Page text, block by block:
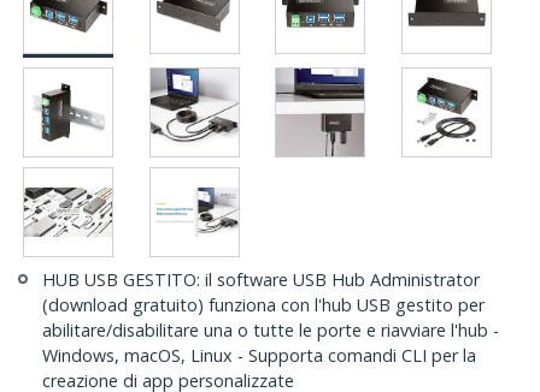
HUB USB GESTITO: il software USB Hub Administrator
(download gratuito) funziona con l'hub USB gestito per
abilitare/disabilitare una o tutte le porte e riavviare l'hub -
Windows, macOS, Linux - Supporta comandi CLI per la
creazione di app personalizzate